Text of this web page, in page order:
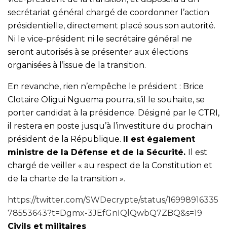
secrétariat général chargé de coordonner l’action
présidentielle, directement placé sous son autorité.
Ni le vice-président ni le secrétaire général ne
seront autorisés à se présenter aux élections
organisées à l’issue de la transition.
En revanche, rien n’empêche le président : Brice
Clotaire Oligui Nguema pourra, s’il le souhaite, se
porter candidat à la présidence. Désigné par le CTRI,
il restera en poste jusqu’à l’investiture du prochain
président de la République. Il est également
ministre de la Défense et de la Sécurité. Il est
chargé de veiller « au respect de la Constitution et
de la charte de la transition ».
https://twitter.com/SWDecrypte/status/16998916335
78553643?t=Dgmx-3JEfGnIQlQwbQ7ZBQ&s=19
Civils et militaires